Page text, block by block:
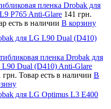
пленка Drobak для
P765 Anti-Glare 141 грн.
есть в наличии В корзину
для LG L90 Dual (D410)
пленка Drobak для
Dual (D410) Anti-Glare
грн. Товар есть в наличии В
для LG Optimus L3 E400